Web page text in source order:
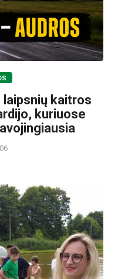
laipsnių kaitros
kuriuose